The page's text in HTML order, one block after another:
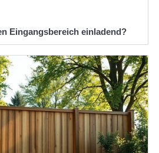
Eingangsbereich einladend?